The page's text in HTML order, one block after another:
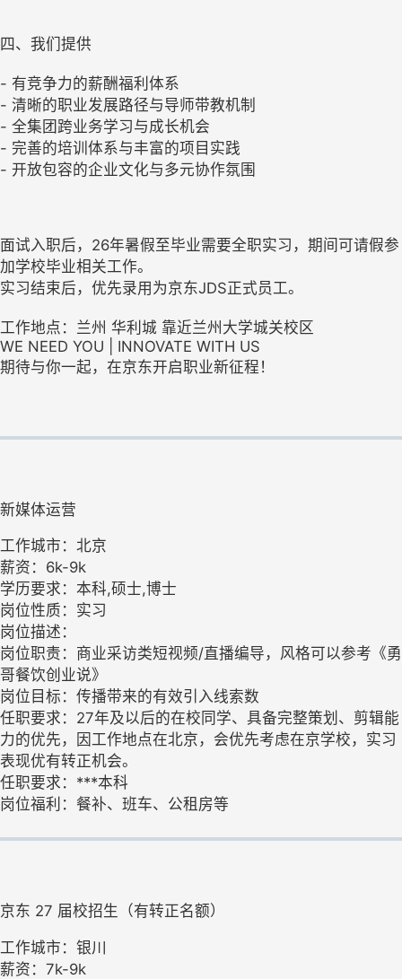
四、我们提供
- 有竞争力的薪酬福利体系
- 清晰的职业发展路径与导师带教机制
- 全集团跨业务学习与成长机会
- 完善的培训体系与丰富的项目实践
- 开放包容的企业文化与多元协作氛围
面试入职后，26年暑假至毕业需要全职实习，期间可请假参
加学校毕业相关工作。
实习结束后，优先录用为京东JDS正式员工。
工作地点：兰州 华利城 靠近兰州大学城关校区
WE NEED YOU | INNOVATE WITH US
期待与你一起，在京东开启职业新征程！
新媒体运营
工作城市：北京
薪资：6k-9k
学历要求：本科,硕士,博士
岗位性质：实习
岗位描述：
岗位职责：商业采访类短视频/直播编导，风格可以参考《勇
哥餐饮创业说》
岗位目标：传播带来的有效引入线索数
任职要求：27年及以后的在校同学、具备完整策划、剪辑能
力的优先，因工作地点在北京，会优先考虑在京学校，实习
表现优有转正机会。
任职要求：***本科
岗位福利：餐补、班车、公租房等
京东 27 届校招生（有转正名额）
工作城市：银川
薪资：7k-9k